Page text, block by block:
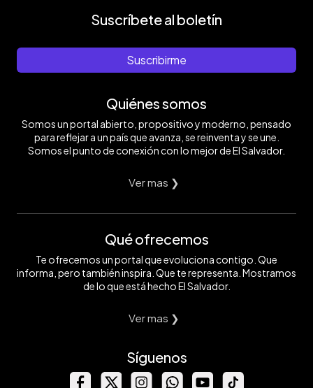
Suscríbete al boletín
Suscribirme
Quiénes somos
Somos un portal abierto, propositivo y moderno, pensado
para reflejar a un país que avanza, se reinventa y se une.
Somos el punto de conexión con lo mejor de El Salvador.
Ver mas ❯
Qué ofrecemos
Te ofrecemos un portal que evoluciona contigo. Que
informa, pero también inspira. Que te representa. Mostramos
de lo que está hecho El Salvador.
Ver mas ❯
Síguenos